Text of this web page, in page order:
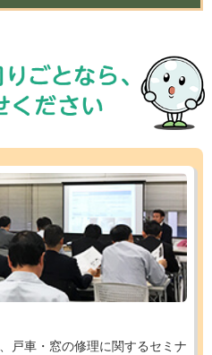
戸車・窓の修理に関するセミナ